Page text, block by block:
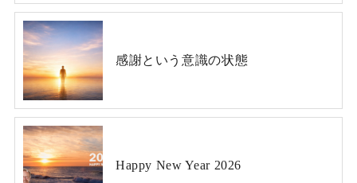
感謝という意識の状態
Happy New Year 2026